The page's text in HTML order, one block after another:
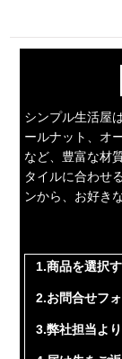
シンプル生活屋
ールナット、オ
など、豊富な材
タイルに合わせ
ンから、お好き
1.商品を選択す
2.お問合せフ
3.弊社担当よ